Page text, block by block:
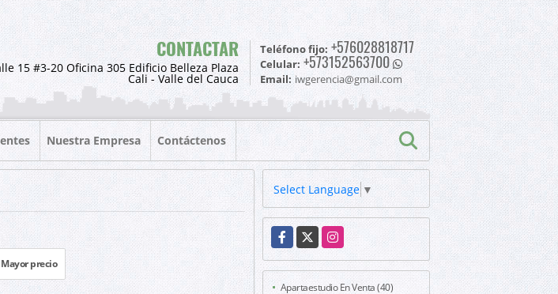
CONTACTAR
15 #3-20 Oficina 305 Edificio Belleza Plaza
Cali - Valle del Cauca
Teléfono fijo: +576028818717
Celular: +573152563700
Email: iwgerencia@gmail.com
Nuestra Empresa Contáctenos
precio
Select Language ▼
Facebook
X Instagram
Apartaestudio En Venta (40)